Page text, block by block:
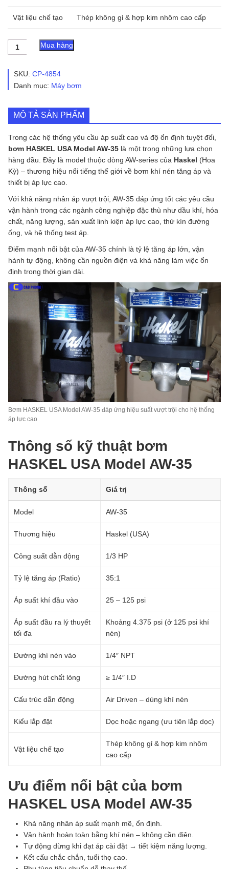
Vật liệu chế tạo Thép không gỉ & hợp kim nhôm cao cấp
Bơm
HASKEL
Model
35
lượng
Mua hàng
SKU: CP-4854
Danh mục: Máy bơm
MÔ TẢ SẢN PHẨM
Trong các hệ thống yêu cầu áp suất cao và độ ổn định tuyệt đối,
bơm HASKEL USA Model AW-35 là một trong những lựa chọn
hàng đầu. Đây là model thuộc dòng AW-series của Haskel (Hoa
Kỳ) – thương hiệu nổi tiếng thế giới về bơm khí nén tăng áp và
thiết bị áp lực cao.
Với khả năng nhân áp vượt trội, AW-35 đáp ứng tốt các yêu cầu
vận hành trong các ngành công nghiệp đặc thù như dầu khí, hóa
chất, năng lượng, sản xuất linh kiện áp lực cao, thử kín đường
ống, và hệ thống test áp.
Điểm mạnh nổi bật của AW-35 chính là tỷ lệ tăng áp lớn, vận
hành tự động, không cần nguồn điện và khả năng làm việc ổn
định trong thời gian dài.
Bơm HASKEL USA Model AW-35 đáp ứng hiệu suất vượt trội cho hệ thống
áp lực cao
Thông số kỹ thuật bơm
HASKEL USA Model AW-35
Thông số Giá trị
Model AW-35
Thương hiệu Haskel (USA)
Công suất dẫn động 1/3 HP
Tỷ lệ tăng áp (Ratio) 35:1
Áp suất khí đầu vào 25 – 125 psi
Áp suất đầu ra lý thuyết
tối đa
Khoảng 4.375 psi (ở 125 psi khí
nén)
Đường khí nén vào 1/4″ NPT
Đường hút chất lỏng ≥ 1/4″ I.D
Cấu trúc dẫn động Air Driven – dùng khí nén
Kiểu lắp đặt Dọc hoặc ngang (ưu tiên lắp dọc)
Vật liệu chế tạo
Thép không gỉ & hợp kim nhôm
cao cấp
Ưu điểm nổi bật của bơm
HASKEL USA Model AW-35
Khả năng nhân áp suất mạnh mẽ, ổn định.
Vận hành hoàn toàn bằng khí nén – không cần điện.
Tự động dừng khi đạt áp cài đặt → tiết kiệm năng lượng.
Kết cấu chắc chắn, tuổi thọ cao.